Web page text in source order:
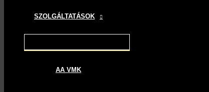
SZOLGÁLTATÁSOK
AA VMK